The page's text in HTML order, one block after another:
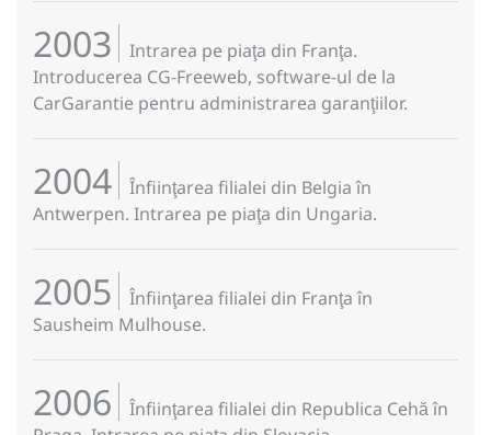
2003
Intrarea pe piaţa din Franţa.
Introducerea CG-Freeweb, software-ul de la
CarGarantie pentru administrarea garanţiilor.
2004
Înfiinţarea filialei din Belgia în
Antwerpen. Intrarea pe piaţa din Ungaria.
2005
Înfiinţarea filialei din Franţa în
Sausheim Mulhouse.
2006
Înfiinţarea filialei din Republica Cehă în